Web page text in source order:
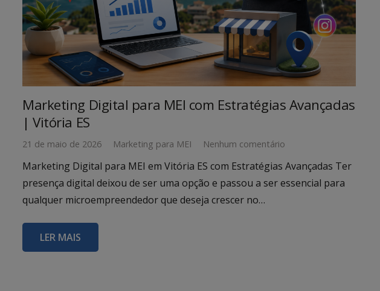
Marketing Digital para MEI com Estratégias Avançadas
| Vitória ES
21 de maio de 2026 Marketing para MEI Nenhum comentário
Marketing Digital para MEI em Vitória ES com Estratégias Avançadas Ter
presença digital deixou de ser uma opção e passou a ser essencial para
qualquer microempreendedor que deseja crescer no…
LER MAIS